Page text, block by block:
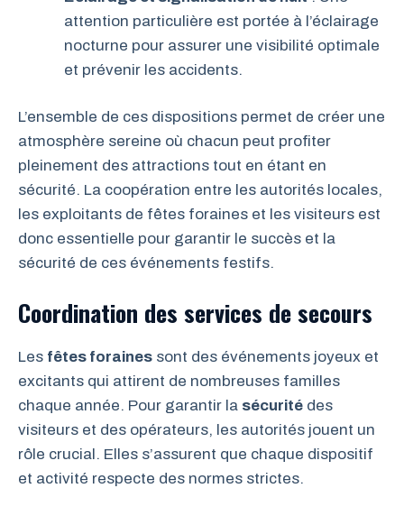
attention particulière est portée à l’éclairage
nocturne pour assurer une visibilité optimale
et prévenir les accidents.
L’ensemble de ces dispositions permet de créer une
atmosphère sereine où chacun peut profiter
pleinement des attractions tout en étant en
sécurité. La coopération entre les autorités locales,
les exploitants de fêtes foraines et les visiteurs est
donc essentielle pour garantir le succès et la
sécurité de ces événements festifs.
Coordination des services de secours
Les fêtes foraines sont des événements joyeux et
excitants qui attirent de nombreuses familles
chaque année. Pour garantir la sécurité des
visiteurs et des opérateurs, les autorités jouent un
rôle crucial. Elles s’assurent que chaque dispositif
et activité respecte des normes strictes.